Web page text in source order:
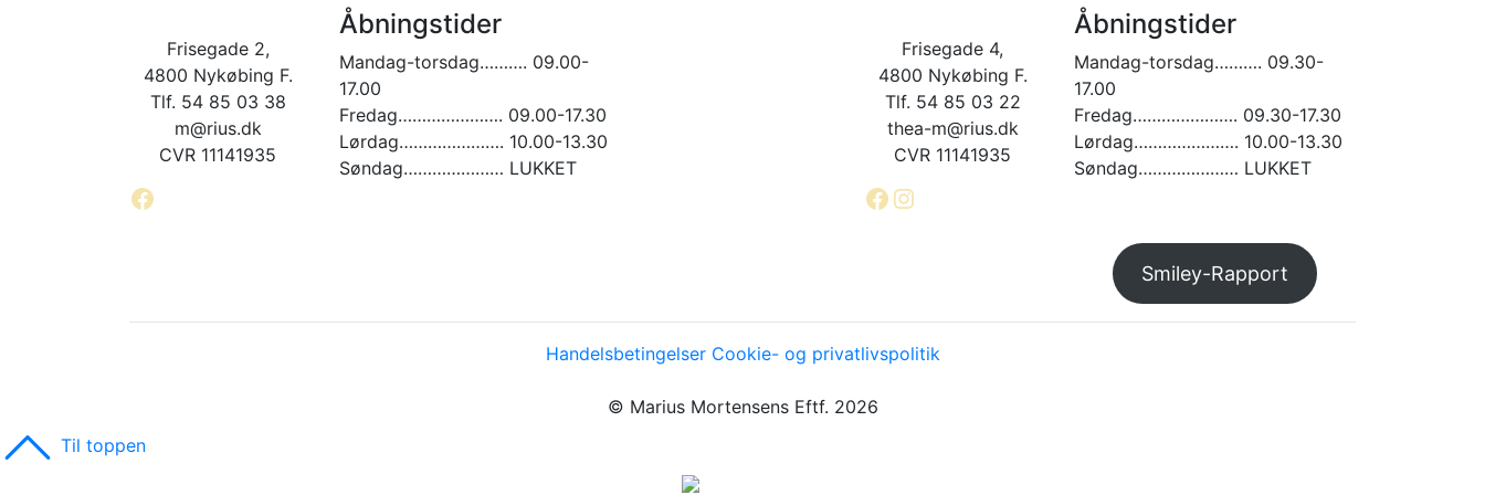
Frisegade 2,
4800 Nykøbing F.
Tlf. 54 85 03 38
m@rius.dk
CVR 11141935
Facebook
Åbningstider
Mandag-torsdag………. 09.00-
17.00
Fredag…………………. 09.00-17.30
Lørdag…………………. 10.00-13.30
Søndag………………… LUKKET
Frisegade 4,
4800 Nykøbing F.
Tlf. 54 85 03 22
thea-m@rius.dk
CVR 11141935
Facebook
Instagram
Åbningstider
Mandag-torsdag………. 09.30-
17.00
Fredag…………………. 09.30-17.30
Lørdag…………………. 10.00-13.30
Søndag………………… LUKKET
Smiley-Rapport
Handelsbetingelser Cookie- og privatlivspolitik
© Marius Mortensens Eftf. 2026
Til toppen